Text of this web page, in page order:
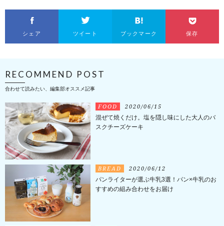
シェア ツイート ブックマーク 保存
RECOMMEND POST
合わせて読みたい、編集部オススメ記事
FOOD 2020/06/15
混ぜて焼くだけ。塩を隠し味にした大人のバ
スクチーズケーキ
BREAD 2020/06/12
パンライターが選ぶ牛乳3選！パン×牛乳のお
すすめの組み合わせをお届け